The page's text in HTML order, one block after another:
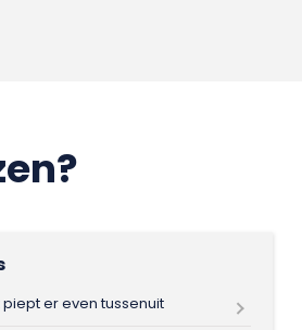
piept er even tussenuit